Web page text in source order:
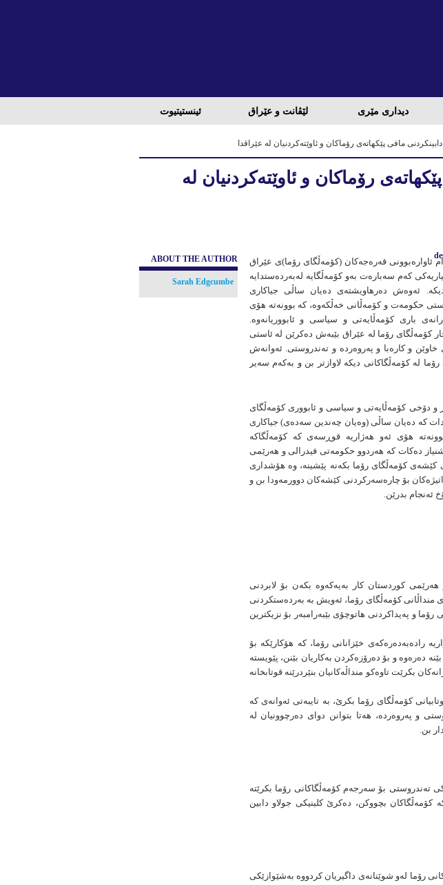
دیداری مێری لێڤانت و عێراق ئینستیتیوت
دابینكردنی مافی پێكهاتەی رۆماكان و ئاوێتەكردنیان لە عێراقدا
رۆماكان و ئاوێتەكردنیان لە
ABOUT THE AUTHOR
Sarah Edgcumbe
ئاوارەبوونی قەرەجەكان (كۆمەڵگای رۆما)ی عێراق
زانیاریەكی كەم سەبارەت بەو كۆمەڵگایە لەبەردەستدایە
دیكە. ئەوەش دەرهاویشتەی دەیان ساڵی جیاكاری
حكومەت و كۆمەڵانی خەڵكەوە، كە بوونەتە هۆی
باری كۆمەڵایەتی و سیاسی و ئابووریانەوە.
كۆمەڵگای رۆما لە عێراق بێبەش دەكرێن لە ئاستی
و كارەبا و پەروەردە و تەندروستی. ئەوانەش
لە كۆمەڵگاكانی دیكە لاوازتر بن و بەكەم سەیر
و دۆخی كۆمەڵایەتی و سیاسی و ئابووری كۆمەڵگای
كە دەیان ساڵی (وەیان چەندین سەدەی) جیاكاری
هۆی ئەو هەژاریە قوڕسەی كە كۆمەڵگاكە
دەكات كە هەردوو حكومەتی فیدرالی و هەرێمی
كۆمەڵگای رۆما بكەنە پێشینە، وە هۆشداری
بۆ چارەسەركردنی كێشەكان دوورمەودا بن و
ئەنجام بدرێن.
كوردستان كار بەیەكەوە بكەن بۆ لابردنی
منداڵانی كۆمەڵگای رۆما، ئەویش بە بەردەستكردنی
رۆما و پەیداكردنی هاتوچۆی بێبەرامبەر بۆ نزیكترین
رادەبەدەرەكەی خێزانانی رۆما، كە هۆكارێكە بۆ
بێنە دەرەوە و بۆ دەرۆزەكردن بەكاریان بێنن، پێویستە
بكرێت تاوەكو منداڵەكانیان بنێردرێنە قوتابخانە
كۆمەڵگای رۆما بكرێ، بە تایبەتی ئەوانەی كە
و پەروەردە، هەتا بتوانن دوای دەرچوونیان لە
بن.
تەندروستی بۆ سەرجەم كۆمەڵگاكانی رۆما بكرێتە
كۆمەڵگاكان بچووكن، دەكرێ كلینیكی جولاو دابین
رۆما لەو شوێنانەی داگیریان كردووە بەشێوازێكی